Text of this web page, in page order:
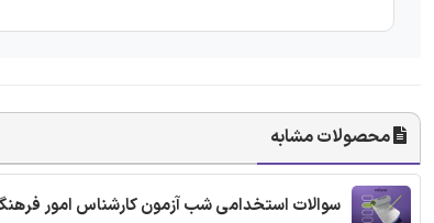
محصولات مشابه
سوالات استخدامی شب آزمون کارشناس امور